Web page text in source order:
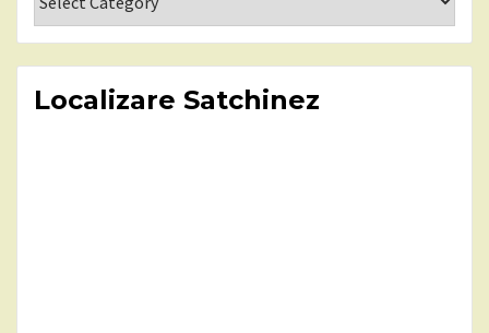
Localizare Satchinez